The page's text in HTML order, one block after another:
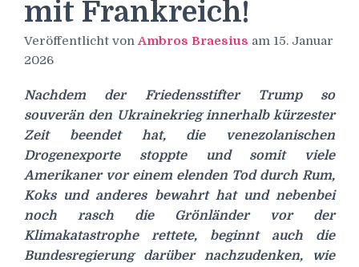
mit Frankreich!
Veröffentlicht vonAmbros Braesius am 15. Januar
2026
Nachdem der Friedensstifter Trump so
souverän den Ukrainekrieg innerhalb kürzester
Zeit beendet hat, die venezolanischen
Drogenexporte stoppte und somit viele
Amerikaner vor einem elenden Tod durch Rum,
Koks und anderes bewahrt hat und nebenbei
noch rasch die Grönländer vor der
Klimakatastrophe rettete, beginnt auch die
Bundesregierung darüber nachzudenken, wie